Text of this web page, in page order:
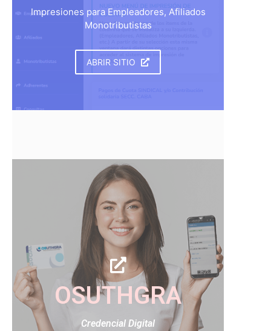
Impresiones para Empleadores, Afiliados
Monotributistas
ABRIR SITIO
OSUTHGRA
Credencial Digital